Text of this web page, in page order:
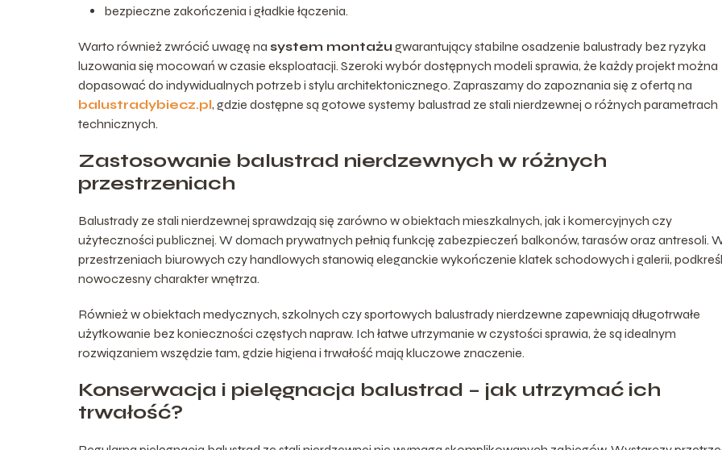
bezpieczne zakończenia i gładkie łączenia.
Warto również zwrócić uwagę na system montażu gwarantujący stabilne osadzenie balustrady bez ryzyka
luzowania się mocowań w czasie eksploatacji. Szeroki wybór dostępnych modeli sprawia, że każdy projekt można
dopasować do indywidualnych potrzeb i stylu architektonicznego. Zapraszamy do zapoznania się z ofertą na
balustradybiecz.pl, gdzie dostępne są gotowe systemy balustrad ze stali nierdzewnej o różnych parametrach
technicznych.
Zastosowanie balustrad nierdzewnych w różnych
przestrzeniach
Balustrady ze stali nierdzewnej sprawdzają się zarówno w obiektach mieszkalnych, jak i komercyjnych czy
użyteczności publicznej. W domach prywatnych pełnią funkcję zabezpieczeń balkonów, tarasów oraz antresoli.
przestrzeniach biurowych czy handlowych stanowią eleganckie wykończenie klatek schodowych i galerii,
nowoczesny charakter wnętrza.
Również w obiektach medycznych, szkolnych czy sportowych balustrady nierdzewne zapewniają długotrwałe
użytkowanie bez konieczności częstych napraw. Ich łatwe utrzymanie w czystości sprawia, że są idealnym
rozwiązaniem wszędzie tam, gdzie higiena i trwałość mają kluczowe znaczenie.
Konserwacja i pielęgnacja balustrad – jak utrzymać ich
trwałość?